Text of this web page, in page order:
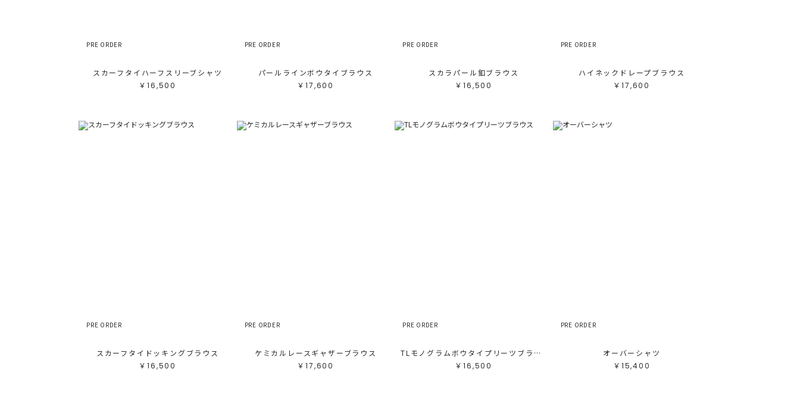
パープル
リセット
PRE ORDER
スカーフタイハーフスリーブシャツ
￥16,500
PRE ORDER
パールラインボウタイブラウス
￥17,600
PRE ORDER
スカラパール釦ブラウス
￥16,500
PRE ORDER
ハイネックドレープブラウス
￥17,600
PRE ORDER
スカーフタイドッキングブラウス
￥16,500
PRE ORDER
ケミカルレースギャザーブラウス
￥17,600
PRE ORDER
TLモノグラムボウタイプリーツブラウス
￥16,500
PRE ORDER
オーバーシャツ
￥15,400